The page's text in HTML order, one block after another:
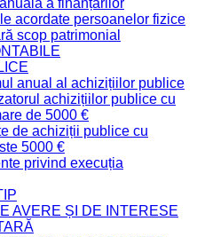
a finanțărilor
acordate persoanelor fizice
scop patrimonial
anual al achizițiilor publice
achizițiilor publice cu
de 5000 €
de achiziții publice cu
5000 €
privind execuția
AVERE ȘI DE INTERESE